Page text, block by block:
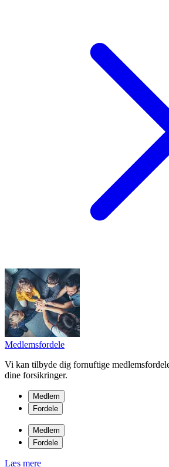
Medlemsfordele
Vi kan tilbyde dig fornuftige
dine forsikringer.
Medlem
Fordele
Medlem
Fordele
Læs mere